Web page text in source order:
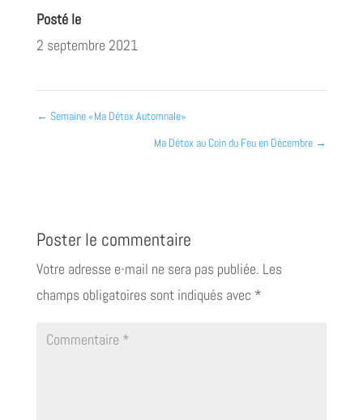
Posté le
2 septembre 2021
← Semaine «Ma Détox Automnale»
Ma Détox au Coin du Feu en Décembre →
Poster le commentaire
Votre adresse e-mail ne sera pas publiée. Les
champs obligatoires sont indiqués avec *